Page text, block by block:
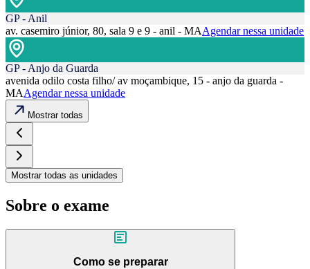
GP - Anil
av. casemiro júnior, 80, sala 9 e 9 - anil - MAAgendar nessa unidade
GP - Anjo da Guarda
avenida odilo costa filho/ av moçambique, 15 - anjo da guarda -
MAAgendar nessa unidade
Mostrar todas
Mostrar todas as unidades
Sobre o exame
Como se preparar